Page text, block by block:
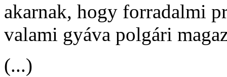
akarnak, hogy forradalmi
valami gyáva polgári
(...)